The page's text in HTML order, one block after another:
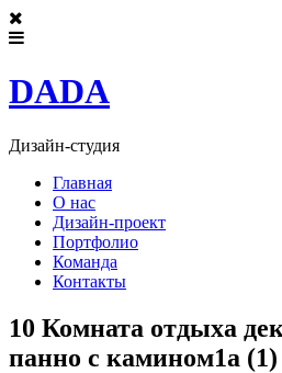
DADA
Дизайн-студия
Главная
О нас
Дизайн-проект
Портфолио
Команда
Контакты
10 Комната отдыха
панно с камином1a (1)